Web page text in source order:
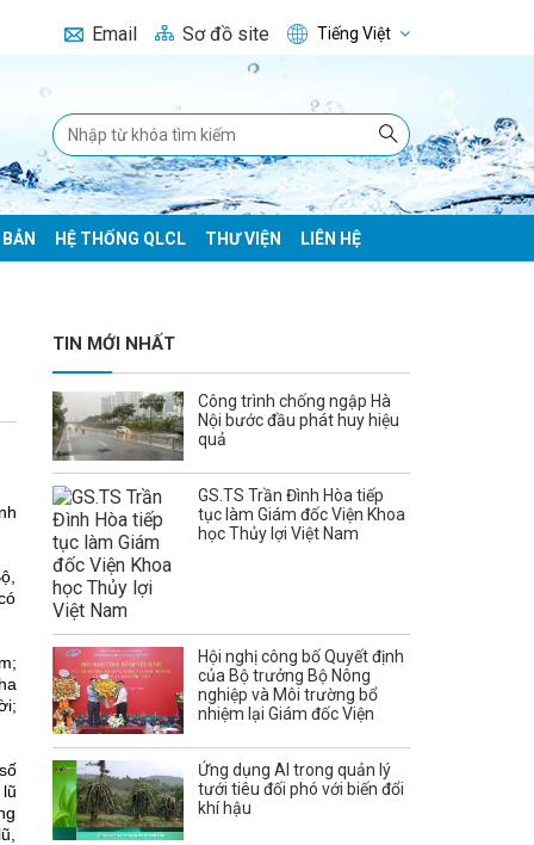
Email Sơ đồ site Tiếng Việt
HỆ THỐNG QLCL THƯ VIỆN LIÊN HỆ
TIN MỚI NHẤT
Công trình chống ngập Hà
Nội bước đầu phát huy hiệu
quả
GS.TS Trần Đình Hòa tiếp
tục làm Giám đốc Viện Khoa
học Thủy lợi Việt Nam
Hội nghị công bố Quyết định
của Bộ trưởng Bộ Nông
nghiệp và Môi trường bổ
nhiệm lại Giám đốc Viện
Ứng dụng AI trong quản lý
tưới tiêu đối phó với biến đổi
khí hậu